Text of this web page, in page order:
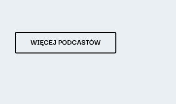
WIĘCEJ PODCASTÓW